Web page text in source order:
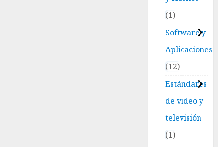
1
Software y
Aplicaciones
12
Estándares
de video y
televisión
1